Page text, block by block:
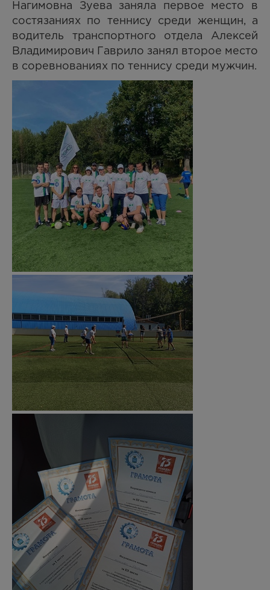
Нагимовна Зуева заняла первое место в
состязаниях по теннису среди женщин, а
водитель транспортного отдела Алексей
Владимирович Гаврило занял второе место
в соревнованиях по теннису среди мужчин.